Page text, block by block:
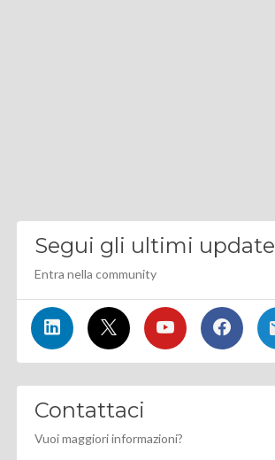
Segui gli ultimi update
Entra nella community
Contattaci
Vuoi maggiori informazioni?